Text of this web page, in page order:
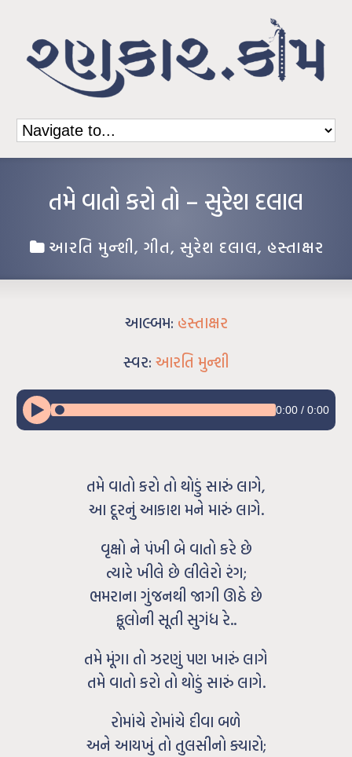
તમે વાતો કરો તો – સુરેશ દલાલ
આરતિ મુન્શી, ગીત, સુરેશ દલાલ, હસ્તાક્ષર
આલ્બમ: હસ્તાક્ષર
સ્વર: આરતિ મુન્શી
0:00/ 0:00
તમે વાતો કરો તો થોડું સારું લાગે,
આ દૂરનું આકાશ મને મારું લાગે.
વૃક્ષો ને પંખી બે વાતો કરે છે
ત્યારે ખીલે છે લીલેરો રંગ;
ભમરાના ગુંજનથી જાગી ઊઠે છે
ફૂલોની સૂતી સુગંધ રે..
તમે મૂંગા તો ઝરણું પણ ખારું લાગે
તમે વાતો કરો તો થોડું સારું લાગે.
રોમાંચે રોમાંચે દીવા બળે
અને આયખું તો તુલસીનો ક્યારો;